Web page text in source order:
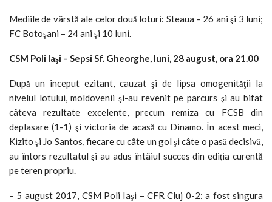
Mediile de vârstă ale celor două loturi: Steaua – 26 ani şi 3 luni;
FC Botoşani – 24 ani şi 10 luni.
CSM Poli Iaşi – Sepsi Sf. Gheorghe, luni, 28 august, ora 21.00
După un început ezitant, cauzat şi de lipsa omogenităţii la
nivelul lotului, moldovenii şi-au revenit pe parcurs şi au bifat
câteva rezultate excelente, precum remiza cu FCSB din
deplasare (1-1) şi victoria de acasă cu Dinamo. În acest meci,
Kizito şi Jo Santos, fiecare cu câte un gol şi câte o pasă decisivă,
au întors rezultatul şi au adus întâiul succes din ediţia curentă
pe teren propriu.
– 5 august 2017, CSM Poli Iaşi – CFR Cluj 0-2: a fost singura